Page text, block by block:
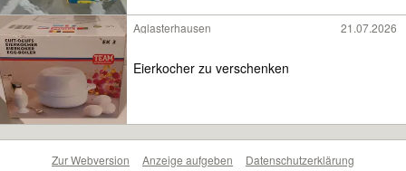
Aglasterhausen 21.07.2026
Eierkocher zu verschenken
Zur Webversion Anzeige aufgeben Datenschutzerklärung